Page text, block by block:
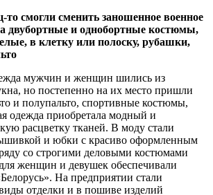
смогли сменить заношенное военное
двубортные и однобортные костюмы,
в клетку или полоску, рубашки,
мужчин и женщин шились из
но постепенно на их место пришли
и полупальто, спортивные костюмы,
одежда приобретала модный и
расцветку тканей. В моду стали
и юбки с красиво оформленным
со строгими деловыми костюмами
для женщин и девушек обеспечивали
На предприятии стали
отделки и в пошиве изделий